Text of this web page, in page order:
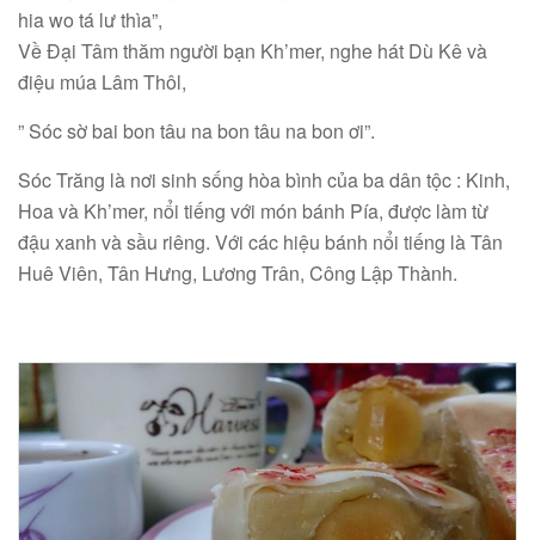
hia wo tá lư thìa”,
Về Đại Tâm thăm người bạn Kh’mer, nghe hát Dù Kê và
điệu múa Lâm Thôl,
” Sóc sờ bai bon tâu na bon tâu na bon ơi”.
Sóc Trăng là nơi sinh sống hòa bình của ba dân tộc : Kinh,
Hoa và Kh’mer, nổi tiếng với món bánh Pía, được làm từ
đậu xanh và sầu riêng. Với các hiệu bánh nổi tiếng là Tân
Huê Viên, Tân Hưng, Lương Trân, Công Lập Thành.